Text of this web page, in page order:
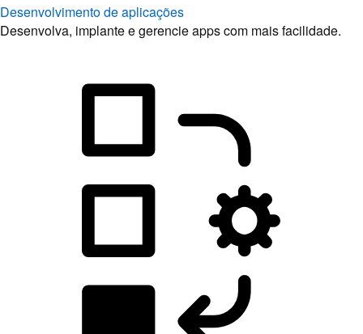
Desenvolvimento de aplicações
Desenvolva, implante e gerencie apps com mais facilidade.